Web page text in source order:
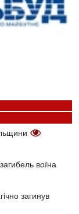
воїна
загинув